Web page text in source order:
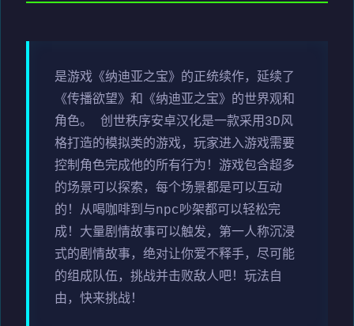
是游戏《纳迪亚之宝》的正统续作，延续了
《传播欲望》和《纳迪亚之宝》的世界观和
角色。 创世秩序安卓汉化是一款采用3D风
格打造的模拟类的游戏，玩家进入游戏需要
控制角色完成他的所有行为！游戏包含超多
的场景可以探索，每个场景都是可以互动
的！从喝咖啡到与npc吵架都可以轻松完
成！大量剧情故事可以触发，第一人称沉浸
式的剧情故事，绝对让你爱不释手，尽可能
的组成队伍，挑战并击败敌人吧！玩法自
由，快来挑战！